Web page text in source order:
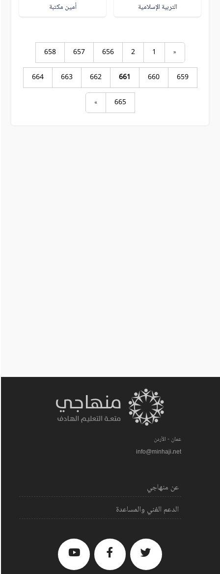
التربية الإسلامية أمين مكتبة
«
1
2
656
657
658
659
660
661
662
663
664
665
»
عمان - الأردن
info@minhaji.net
عن منهاجي
الدعم الفني والمساعدة